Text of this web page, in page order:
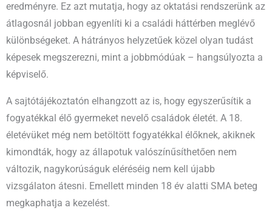
eredményre. Ez azt mutatja, hogy az oktatási rendszerünk az
átlagosnál jobban egyenlíti ki a családi háttérben meglévő
különbségeket. A hátrányos helyzetűek közel olyan tudást
képesek megszerezni, mint a jobbmódúak – hangsúlyozta a
képviselő.
A sajtótájékoztatón elhangzott az is, hogy egyszerűsítik a
fogyatékkal élő gyermeket nevelő családok életét. A 18.
életévüket még nem betöltött fogyatékkal élőknek, akiknek
kimondták, hogy az állapotuk valószínűsíthetően nem
változik, nagykorúságuk eléréséig nem kell újabb
vizsgálaton átesni. Emellett minden 18 év alatti SMA beteg
megkaphatja a kezelést.